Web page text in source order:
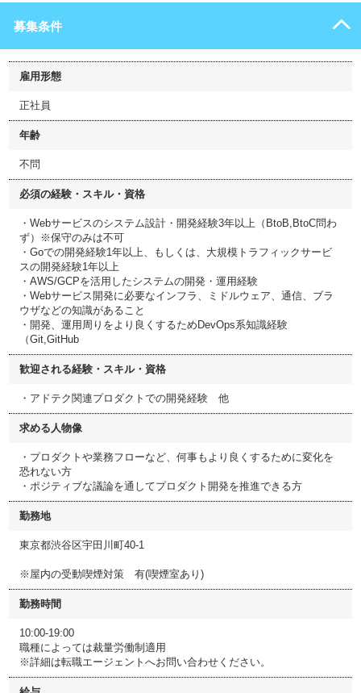
募集条件
雇用形態
正社員
年齢
不問
必須の経験・スキル・資格
・Webサービスのシステム設計・開発経験3年以上（BtoB,BtoC問わ
ず）※保守のみは不可
・Goでの開発経験1年以上、もしくは、大規模トラフィックサービ
スの開発経験1年以上
・AWS/GCPを活用したシステムの開発・運用経験
・Webサービス開発に必要なインフラ、ミドルウェア、通信、ブラ
ウザなどの知識があること
・開発、運用周りをより良くするためDevOps系知識経験
（Git,GitHub
歓迎される経験・スキル・資格
・アドテク関連プロダクトでの開発経験 他
求める人物像
・プロダクトや業務フローなど、何事もより良くするために変化を
恐れない方
・ポジティブな議論を通してプロダクト開発を推進できる方
勤務地
東京都渋谷区宇田川町40-1
※屋内の受動喫煙対策 有(喫煙室あり)
勤務時間
10:00-19:00
職種によっては裁量労働制適用
※詳細は転職エージェントへお問い合わせください。